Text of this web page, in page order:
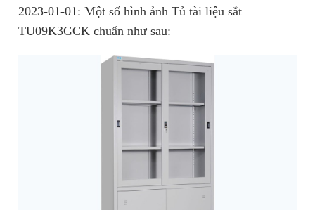
2023-01-01: Một số hình ảnh Tủ tài liệu sắt
TU09K3GCK chuẩn như sau: